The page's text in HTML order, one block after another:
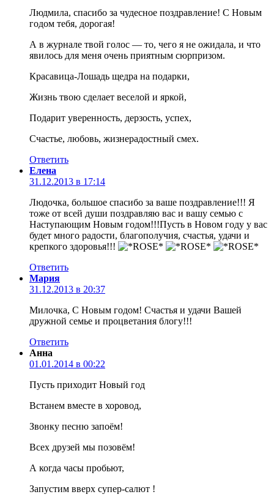
Людмила, спасибо за чудесное поздравление! С Новым
годом тебя, дорогая!
А в журнале твой голос — то, чего я не ожидала, и что
явилось для меня очень приятным сюрпризом.
Красавица-Лошадь щедра на подарки,
Жизнь твою сделает веселой и яркой,
Подарит уверенность, дерзость, успех,
Счастье, любовь, жизнерадостный смех.
Ответить
Елена
31.12.2013 в 17:14
Людочка, большое спасибо за ваше поздравление!!! Я
тоже от всей души поздравляю вас и вашу семью с
Наступающим Новым годом!!!Пусть в Новом году у вас
будет много радости, благополучия, счастья, удачи и
крепкого здоровья!!!
Ответить
Мария
31.12.2013 в 20:37
Милочка, С Новым годом! Счастья и удачи Вашей
дружной семье и процветания блогу!!!
Ответить
Анна
01.01.2014 в 00:22
Пусть приходит Новый год
Встанем вместе в хоровод,
Звонку песню запоём!
Всех друзей мы позовём!
А когда часы пробьют,
Запустим вверх супер-салют !